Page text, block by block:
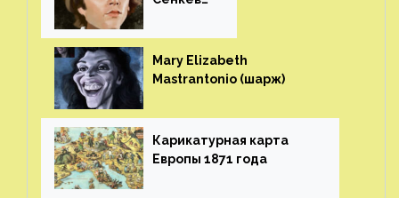
Mary Elizabeth
Mastrantonio (шарж)⁠⁠
Карикатурная карта
Европы 1871 года⁠⁠